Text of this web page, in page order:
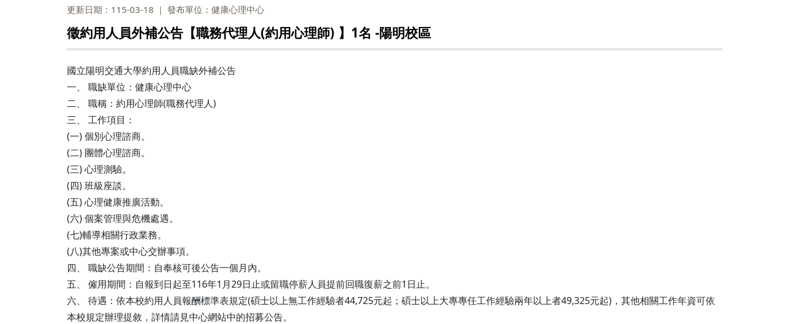
更新日期：115-03-18 發布單位：健康心理中心
徵約用人員外補公告【職務代理人(約用心理師) 】1名 -陽明校區
國立陽明交通大學約用人員職缺外補公告
一、 職缺單位：健康心理中心
二、 職稱：約用心理師(職務代理人)
三、 工作項目：
(一) 個別心理諮商。
(二) 團體心理諮商。
(三) 心理測驗。
(四) 班級座談。
(五) 心理健康推廣活動。
(六) 個案管理與危機處遇。
(七)輔導相關行政業務。
(八)其他專案或中心交辦事項。
四、 職缺公告期間：自奉核可後公告一個月內。
五、 僱用期間：自報到日起至116年1月29日止或留職停薪人員提前回職復薪之前1日止。
六、 待遇：依本校約用人員報酬標準表規定(碩士以上無工作經驗者44,725元起；碩士以上大專專任工作經驗兩年以上者49,325元起)，其他相關工作年資可依
本校規定辦理提敘，詳情請見中心網站中的招募公告。